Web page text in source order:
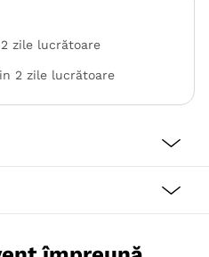
2 zile lucrătoare
2 zile lucrătoare